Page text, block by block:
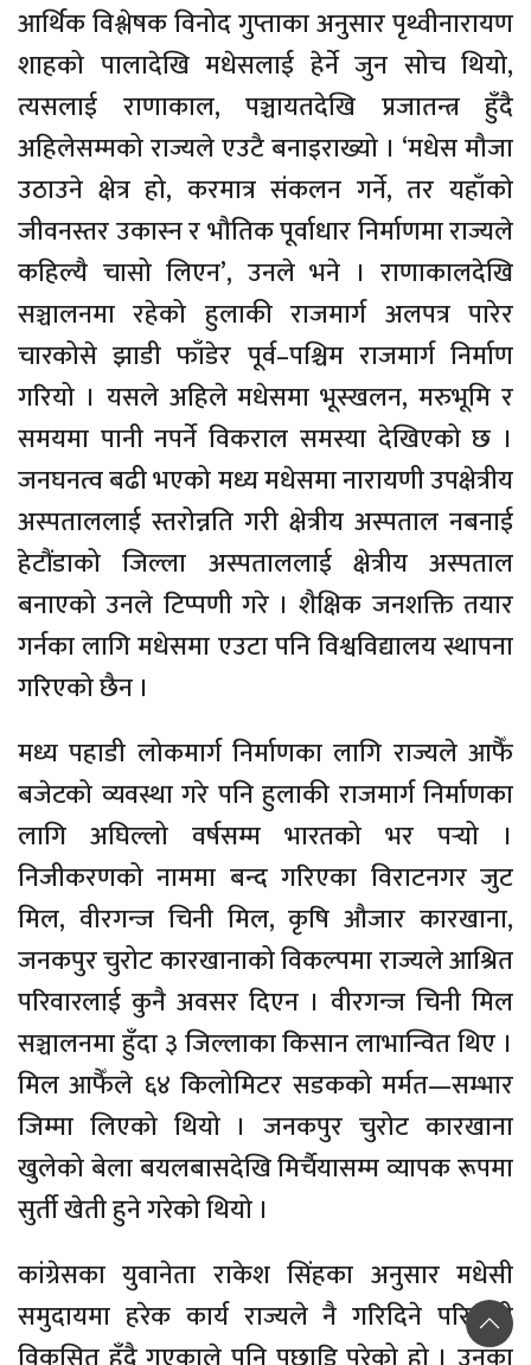
आर्थिक विश्लेषक विनोद गुप्ताका अनुसार पृथ्वीनारायण
शाहको पालादेखि मधेसलाई हेर्ने जुन सोच थियो,
त्यसलाई राणाकाल, पञ्चायतदेखि प्रजातन्त्र हुँदै
अहिलेसम्मको राज्यले एउटै बनाइराख्यो । ‘मधेस मौजा
उठाउने क्षेत्र हो, करमात्र संकलन गर्ने, तर यहाँको
जीवनस्तर उकास्न र भौतिक पूर्वाधार निर्माणमा राज्यले
कहिल्यै चासो लिएन’, उनले भने । राणाकालदेखि
सञ्चालनमा रहेको हुलाकी राजमार्ग अलपत्र पारेर
चारकोसे झाडी फाँडेर पूर्व–पश्चिम राजमार्ग निर्माण
गरियो । यसले अहिले मधेसमा भूस्खलन, मरुभूमि र
समयमा पानी नपर्ने विकराल समस्या देखिएको छ ।
जनघनत्व बढी भएको मध्य मधेसमा नारायणी उपक्षेत्रीय
अस्पताललाई स्तरोन्नति गरी क्षेत्रीय अस्पताल नबनाई
हेटौंडाको जिल्ला अस्पताललाई क्षेत्रीय अस्पताल
बनाएको उनले टिप्पणी गरे । शैक्षिक जनशक्ति तयार
गर्नका लागि मधेसमा एउटा पनि विश्वविद्यालय स्थापना
गरिएको छैन ।
मध्य पहाडी लोकमार्ग निर्माणका लागि राज्यले आफैँ
बजेटको व्यवस्था गरे पनि हुलाकी राजमार्ग निर्माणका
लागि अघिल्लो वर्षसम्म भारतको भर पर्‍यो ।
निजीकरणको नाममा बन्द गरिएका विराटनगर जुट
मिल, वीरगन्ज चिनी मिल, कृषि औजार कारखाना,
जनकपुर चुरोट कारखानाको विकल्पमा राज्यले आश्रित
परिवारलाई कुनै अवसर दिएन । वीरगन्ज चिनी मिल
सञ्चालनमा हुँदा ३ जिल्लाका किसान लाभान्वित थिए ।
मिल आफैँले ६४ किलोमिटर सडकको मर्मत—सम्भार
जिम्मा लिएको थियो । जनकपुर चुरोट कारखाना
खुलेको बेला बयलबासदेखि मिर्चैयासम्म व्यापक रूपमा
सुर्ती खेती हुने गरेको थियो ।
कांग्रेसका युवानेता राकेश सिंहका अनुसार मधेसी
समुदायमा हरेक कार्य राज्यले नै गरिदिने परिपाटी